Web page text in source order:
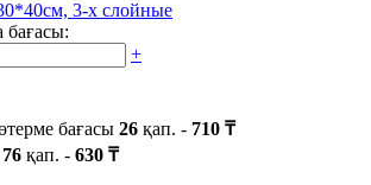
3-х слойные
бағасы:
+
бағасы 26 қап. - 710 ₸
76 қап. - 630 ₸